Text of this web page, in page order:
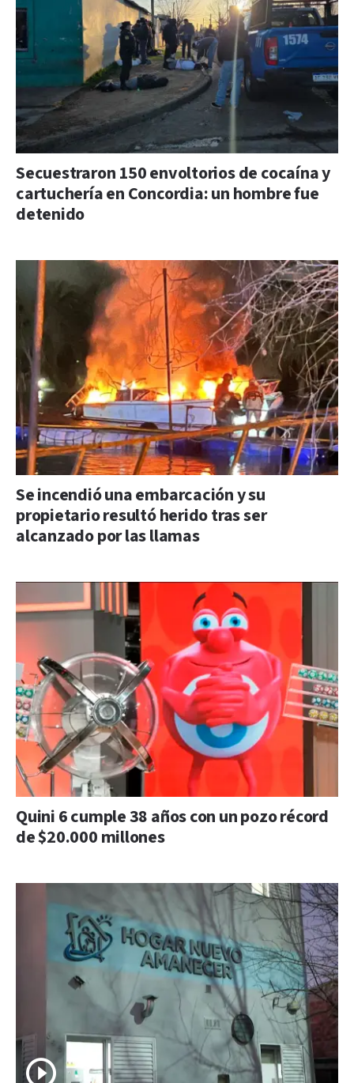
Secuestraron 150 envoltorios de cocaína y
cartuchería en Concordia: un hombre fue
detenido
Se incendió una embarcación y su
propietario resultó herido tras ser
alcanzado por las llamas
Quini 6 cumple 38 años con un pozo récord
de $20.000 millones